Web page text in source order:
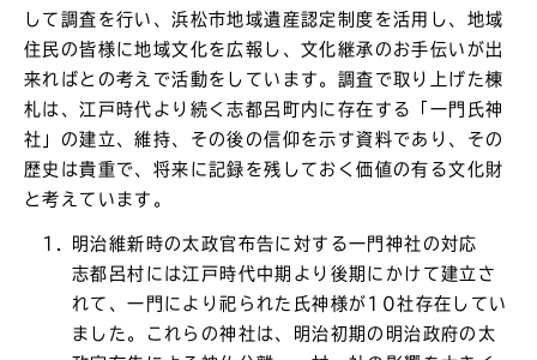
して調査を行い、浜松市地域遺産認定制度を活用し、地域
住民の皆様に地域文化を広報し、文化継承のお手伝いが出
来ればとの考えで活動をしています。調査で取り上げた棟
札は、江戸時代より続く志都呂町内に存在する「一門氏神
社」の建立、維持、その後の信仰を示す資料であり、その
歴史は貴重で、将来に記録を残しておく価値の有る文化財
と考えています。
明治維新時の太政官布告に対する一門神社の対応
志都呂村には江戸時代中期より後期にかけて建立さ
れて、一門により祀られた氏神様が10社存在してい
ました。これらの神社は、明治初期の明治政府の太